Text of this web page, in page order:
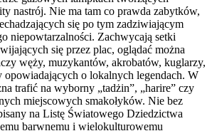
nastrój. Nie ma tam co prawda zabytków,
się po tym zadziwiającym
niepowtarzalności. Zachwycają setki
się przez plac, oglądać można
węży, muzykantów, akrobatów, kuglarzy,
opowiadających o lokalnych legendach. W
trafić na wyborny „tadżin”, „harire” czy
miejscowych smakołyków. Nie bez
na Listę Światowego Dziedzictwa
barwnemu i wielokulturowemu